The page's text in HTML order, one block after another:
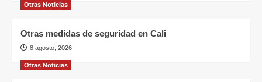
Otras Noticias
Otras medidas de seguridad en Cali
8 agosto, 2026
Otras Noticias